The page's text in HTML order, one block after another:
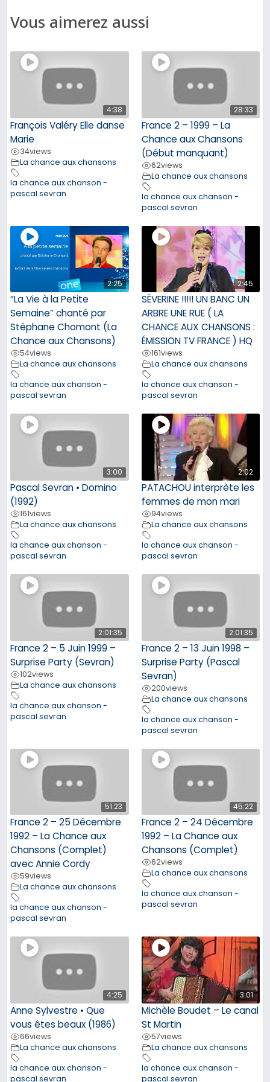
Vous aimerez aussi
4:38
François Valéry Elle danse
Marie
34views
La chance aux chansons
la chance aux chanson -
pascal sevran
28:33
France 2 – 1999 – La
Chance aux Chansons
(Début manquant)
62views
La chance aux chansons
la chance aux chanson -
pascal sevran
2:25
“La Vie à la Petite
Semaine” chanté par
Stéphane Chomont (La
Chance aux Chansons)
54views
La chance aux chansons
la chance aux chanson -
pascal sevran
2:45
SÉVERINE !!!!! UN BANC UN
ARBRE UNE RUE ( LA
CHANCE AUX CHANSONS :
ÉMISSION TV FRANCE ) HQ
161views
La chance aux chansons
la chance aux chanson -
pascal sevran
3:00
Pascal Sevran • Domino
(1992)
161views
La chance aux chansons
la chance aux chanson -
pascal sevran
2:02
PATACHOU interprète les
femmes de mon mari
94views
La chance aux chansons
la chance aux chanson -
pascal sevran
2:01:35
France 2 – 5 Juin 1999 –
Surprise Party (Sevran)
102views
La chance aux chansons
la chance aux chanson -
pascal sevran
2:01:35
France 2 – 13 Juin 1998 –
Surprise Party (Pascal
Sevran)
200views
La chance aux chansons
la chance aux chanson -
pascal sevran
51:23
France 2 – 25 Décembre
1992 – La Chance aux
Chansons (Complet)
avec Annie Cordy
59views
La chance aux chansons
la chance aux chanson -
pascal sevran
45:22
France 2 – 24 Décembre
1992 – La Chance aux
Chansons (Complet)
62views
La chance aux chansons
la chance aux chanson -
pascal sevran
4:25
Anne Sylvestre • Que
vous êtes beaux (1986)
66views
La chance aux chansons
la chance aux chanson -
pascal sevran
3:01
Michèle Boudet – Le canal
St Martin
57views
La chance aux chansons
la chance aux chanson -
pascal sevran